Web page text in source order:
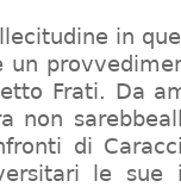
in
Frati. Da
non
di
le sue